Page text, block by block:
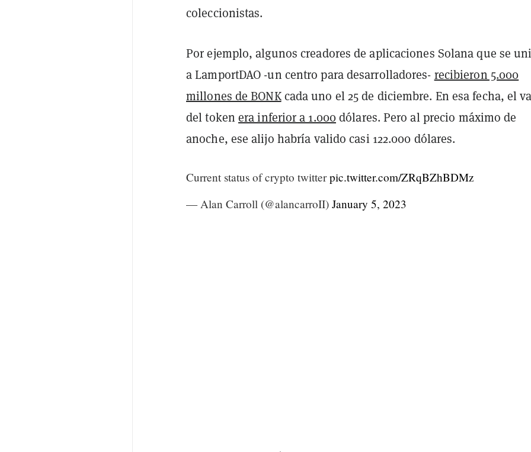
coleccionistas.
Por ejemplo, algunos creadores de aplicaciones Solana que se
a LamportDAO -un centro para desarrolladores- recibieron 5.000
millones de BONKcada uno el 25 de diciembre. En esa fecha, el
del token era inferior a 1.000dólares. Pero al precio máximo de
anoche, ese alijo habría valido casi 122.000 dólares.
Current status of crypto twitterpic.twitter.com/ZRqBZhBDMz
— Alan Carroll (@alancarroII) January 5, 2023